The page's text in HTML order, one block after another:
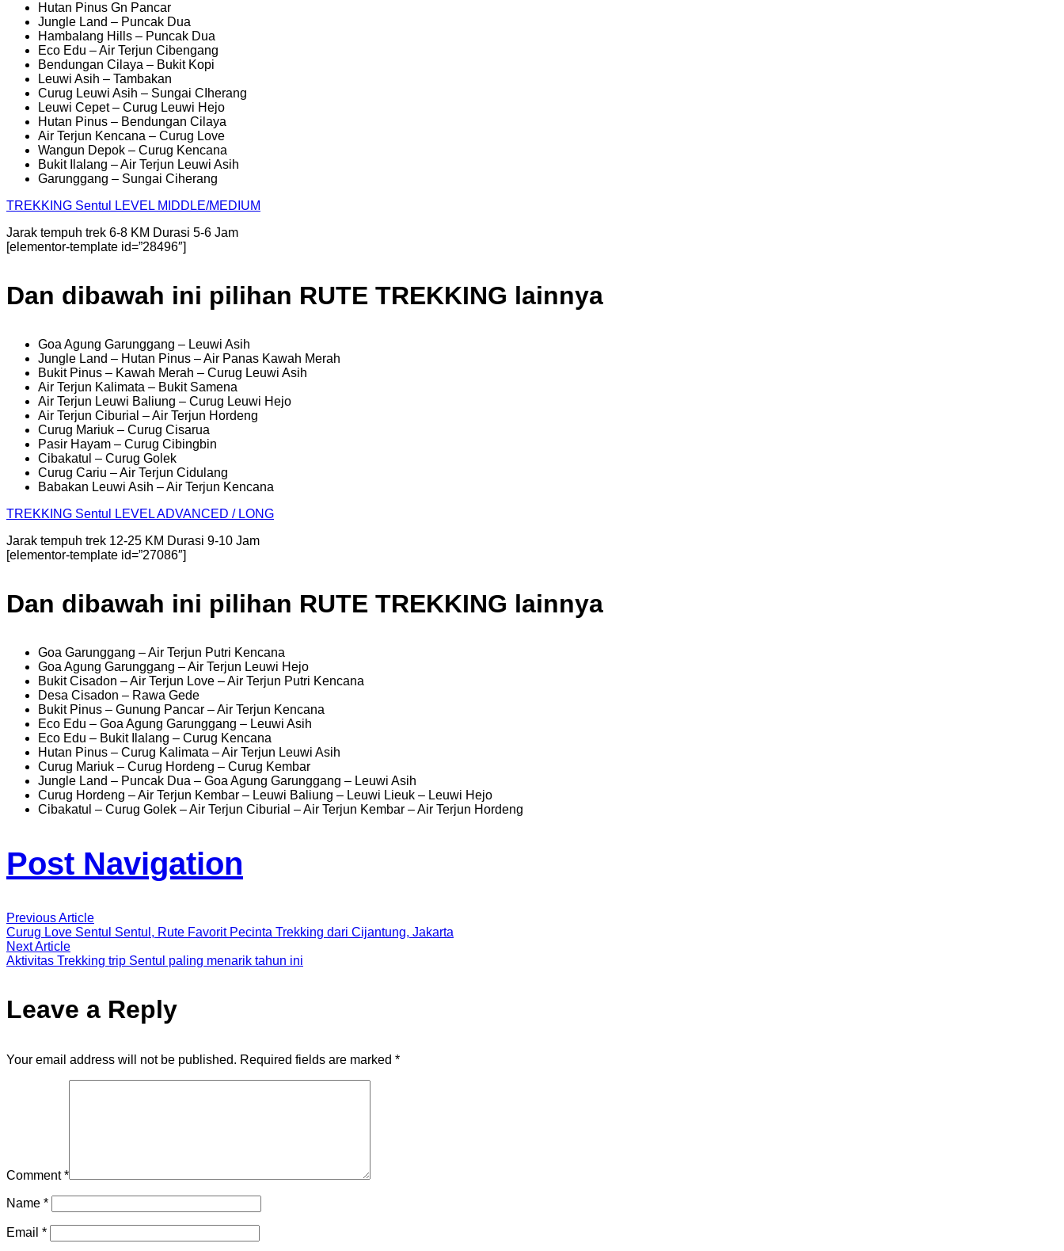
Hutan Pinus Gn Pancar
Jungle Land – Puncak Dua
Hambalang Hills – Puncak Dua
Eco Edu – Air Terjun Cibengang
Bendungan Cilaya – Bukit Kopi
Leuwi Asih – Tambakan
Curug Leuwi Asih – Sungai CIherang
Leuwi Cepet – Curug Leuwi Hejo
Hutan Pinus – Bendungan Cilaya
Air Terjun Kencana – Curug Love
Wangun Depok – Curug Kencana
Bukit Ilalang – Air Terjun Leuwi Asih
Garunggang – Sungai Ciherang
TREKKING Sentul
LEVEL MIDDLE/MEDIUM
Jarak tempuh trek 6-8 KM Durasi 5-6 Jam
[elementor-template id=”28496″]
Dan dibawah ini pilihan RUTE TREKKING lainnya
Goa Agung Garunggang – Leuwi Asih
Jungle Land – Hutan Pinus – Air Panas Kawah Merah
Bukit Pinus – Kawah Merah – Curug Leuwi Asih
Air Terjun Kalimata – Bukit Samena
Air Terjun Leuwi Baliung – Curug Leuwi Hejo
Air Terjun Ciburial – Air Terjun Hordeng
Curug Mariuk – Curug Cisarua
Pasir Hayam – Curug Cibingbin
Cibakatul – Curug Golek
Curug Cariu – Air Terjun Cidulang
Babakan Leuwi Asih – Air Terjun Kencana
TREKKING Sentul
LEVEL ADVANCED / LONG
Jarak tempuh trek 12-25 KM Durasi 9-10 Jam
[elementor-template id=”27086″]
Dan dibawah ini pilihan RUTE TREKKING lainnya
Goa Garunggang – Air Terjun Putri Kencana
Goa Agung Garunggang – Air Terjun Leuwi Hejo
Bukit Cisadon – Air Terjun Love – Air Terjun Putri Kencana
Desa Cisadon – Rawa Gede
Bukit Pinus – Gunung Pancar – Air Terjun Kencana
Eco Edu – Goa Agung Garunggang – Leuwi Asih
Eco Edu – Bukit Ilalang – Curug Kencana
Hutan Pinus – Curug Kalimata – Air Terjun Leuwi Asih
Curug Mariuk – Curug Hordeng – Curug Kembar
Jungle Land – Puncak Dua – Goa Agung Garunggang – Leuwi Asih
Curug Hordeng – Air Terjun Kembar – Leuwi Baliung – Leuwi Lieuk – Leuwi Hejo
Cibakatul – Curug Golek – Air Terjun Ciburial – Air Terjun Kembar – Air Terjun Hordeng
Post Navigation
Previous Article
Curug Love Sentul Sentul, Rute Favorit Pecinta Trekking dari Cijantung, Jakarta
Next Article
Aktivitas Trekking trip Sentul paling menarik tahun ini
Leave a Reply
Your email address will not be published. Required fields are marked *
Comment*
Name *
Email *